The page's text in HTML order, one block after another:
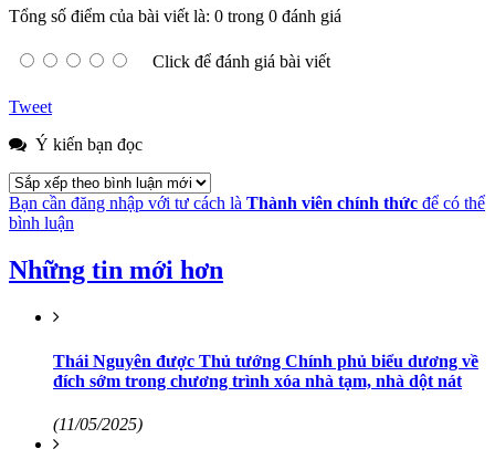
Tổng số điểm của bài viết là: 0 trong 0 đánh giá
Click để đánh giá bài viết
Tweet
Ý kiến bạn đọc
Bạn cần đăng nhập với tư cách là Thành viên chính thức để có thể
bình luận
Những tin mới hơn
Thái Nguyên được Thủ tướng Chính phủ biểu dương về
đích sớm trong chương trình xóa nhà tạm, nhà dột nát
(11/05/2025)